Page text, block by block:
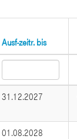
Ausf-zeitr. bis
31.12.2027
01.08.2028